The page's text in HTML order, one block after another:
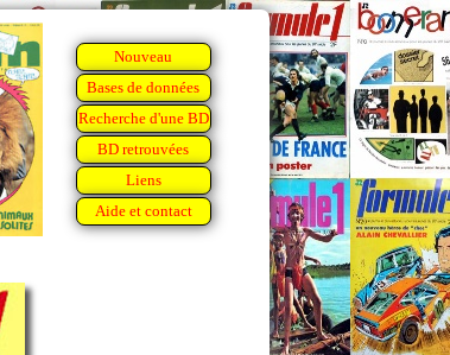
Nouveau
Bases de données
Recherche d'une BD
BD retrouvées
Liens
Aide et contact